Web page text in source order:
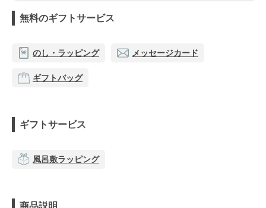
無料のギフトサービス
のし・ラッピング メッセージカード
ギフトバッグ
ギフトサービス
風呂敷ラッピング
商品説明